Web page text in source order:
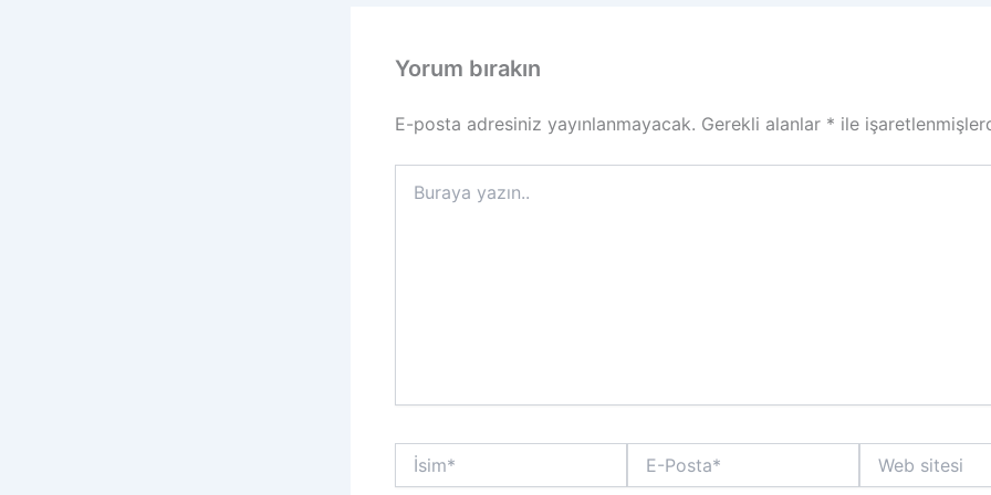
Yorum bırakın
E-posta adresiniz yayınlanmayacak. Gerekli alanlar * ile
yazın..
İsim*
Posta*
sitesi